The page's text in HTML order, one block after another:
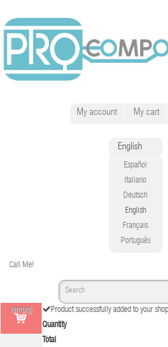
My account My cart
English
Español
Italiano
Deutsch
English
Français
Português
Call Me!
(empty)
Product successfully added to your
Quantity
Total